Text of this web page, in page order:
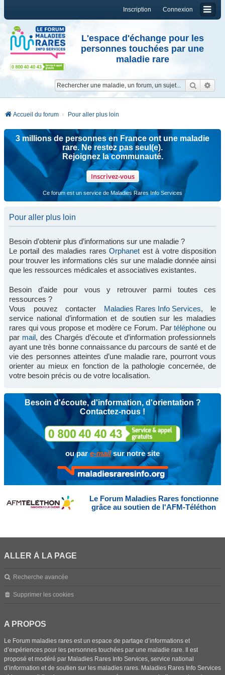
Connexion
Inscription
L'espace d'échange pour les
personnes touchées par une
maladie rare
Accueil du forum Pour aller plus loin
3 millions de personnes en France ont une maladie
rare. Ne restez pas seul(e).
Rejoignez la communauté.
Inscrivez-vous
Ce forum est un service de Maladies Rares Info Services
Pour aller plus loin
Besoin d’obtenir plus d’informations sur une maladie ?
Le portail des maladies raresOrphanet est à votre disposition
pour trouver les informations clés sur une maladie donnée ainsi
que les ressources médicales et associatives existantes.
Besoin d’aide pour vous y retrouver parmi toutes ces
ressources ?
Vous pouvez contacter Maladies Rares Info Services, le
service national d’information et de soutien sur les maladies
rares qui vous propose et modère ce Forum. Partéléphone ou
par mail, des Chargés d’écoute et d’information professionnels
ayant une très bonne connaissance du parcours de santé et de
vie des personnes atteintes d’une maladie rare, pourront vous
orienter au mieux en fonction de la pathologie concernée, de
votre besoin précis ou de votre localisation.
Besoin d'écoute, d'information, d'orientation ?
Contactez-nous !
ou pare-mailsur notre site
Le Forum Maladies Rares fonctionne
grâce au soutien de l'AFM-Téléthon
ALLER À LA PAGE
Recherche avancée
Supprimer les cookies
A PROPOS
Le Forum maladies rares est un espace de partage d’informations et
d’expériences pour les personnes touchées par une maladie rare. Il est
proposé et modéré par Maladies Rares Info Services, service national
d’information et de soutien sur les maladies rares. Maladies Rares Info Services